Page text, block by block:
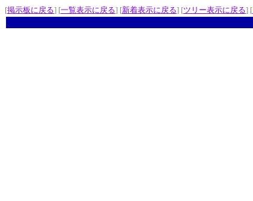
[掲示板に戻る] [一覧表示に戻る] [新着表示に戻る] [ツリー表示に戻る] [